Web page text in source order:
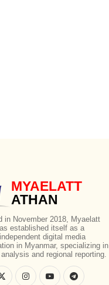
MYAELATT
ATHAN
in November 2018, Myaelatt
established itself as a
digital media
in Myanmar, specializing in
and regional reporting.